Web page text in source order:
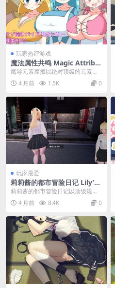
玩家热评游戏
魔法属性共鸣 Magic Attribu
te Resonance PC版 回合制策
略RPG 官方汉化版 最终典藏
版
魔导元素摩擦以绝对顶级的元素交
互系统为核心架构，构建了一个精
密设计的魔法世界观，...
4 月前 1.5K 0
玩家最爱
莉莉酱的都市冒险日记 Lily’s
Urban Adventure Diary PC
版 3D开放世界角色扮演 官方
中文版 v0.3
莉莉酱的都市冒险日记以顶级规格
构建了一个生机勃勃的现代化都市
沙盒，玩家将跟随主角...
4 月前 8.4K 0